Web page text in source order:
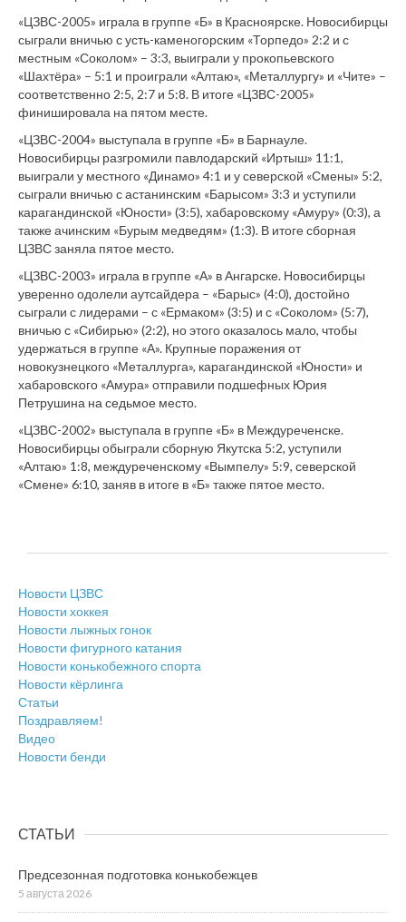
«ЦЗВС-2005» играла в группе «Б» в Красноярске. Новосибирцы
сыграли вничью с усть-каменогорским «Торпедо» 2:2 и с
местным «Соколом» – 3:3, выиграли у прокопьевского
«Шахтёра» – 5:1 и проиграли «Алтаю», «Металлургу» и «Чите» –
соответственно 2:5, 2:7 и 5:8. В итоге «ЦЗВС-2005»
финишировала на пятом месте.
«ЦЗВС-2004» выступала в группе «Б» в Барнауле.
Новосибирцы разгромили павлодарский «Иртыш» 11:1,
выиграли у местного «Динамо» 4:1 и у северской «Смены» 5:2,
сыграли вничью с астанинским «Барысом» 3:3 и уступили
карагандинской «Юности» (3:5), хабаровскому «Амуру» (0:3), а
также ачинским «Бурым медведям» (1:3). В итоге сборная
ЦЗВС заняла пятое место.
«ЦЗВС-2003» играла в группе «А» в Ангарске. Новосибирцы
уверенно одолели аутсайдера – «Барыс» (4:0), достойно
сыграли с лидерами – с «Ермаком» (3:5) и с «Соколом» (5:7),
вничью с «Сибирью» (2:2), но этого оказалось мало, чтобы
удержаться в группе «А». Крупные поражения от
новокузнецкого «Металлурга», карагандинской «Юности» и
хабаровского «Амура» отправили подшефных Юрия
Петрушина на седьмое место.
«ЦЗВС-2002» выступала в группе «Б» в Междуреченске.
Новосибирцы обыграли сборную Якутска 5:2, уступили
«Алтаю» 1:8, междуреченскому «Вымпелу» 5:9, северской
«Смене» 6:10, заняв в итоге в «Б» также пятое место.
Новости ЦЗВС
Новости хоккея
Новости лыжных гонок
Новости фигурного катания
Новости конькобежного спорта
Новости кёрлинга
Статьи
Поздравляем!
Видео
Новости бенди
СТАТЬИ
Предсезонная подготовка конькобежцев
5 августа 2026